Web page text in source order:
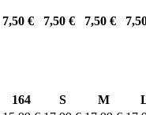
7,50 € 7,50 € 7,50 €
164 S M